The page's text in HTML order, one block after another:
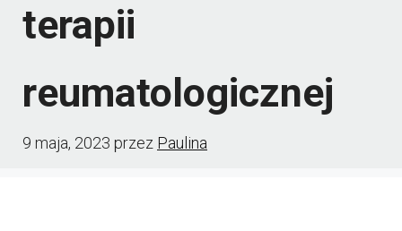
terapii
reumatologicznej
9 maja, 2023 przez Paulina